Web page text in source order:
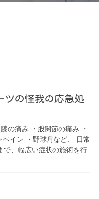
怪我の応急処
の痛み ・股関節の痛み ・
イン ・野球肩など、 日常
で、幅広い症状の施術を行